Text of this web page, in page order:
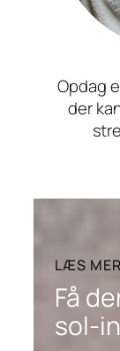
Opdag
der
LÆS
Få
sol-